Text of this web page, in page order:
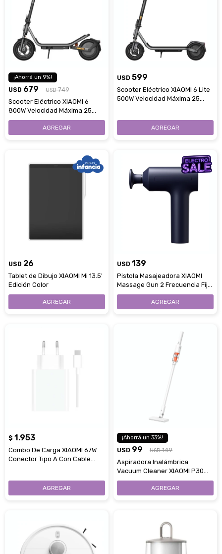
9
USD 679 USD 749
Scooter Eléctrico XIAOMI 6
800W Velocidad Máxima 25
Km/H App Mi Home
USD 599
Scooter Eléctrico XIAOMI 6 Lite
500W Velocidad Máxima 25
USD 26
Tablet de Dibujo XIAOMI Mi 13.5'
Edición Color
USD 139
Pistola Masajeadora XIAOMI
Massage Gun 2 Frecuencia Fija
Y Variable
$ 1.953
Combo De Carga XIAOMI 67W
Conector Tipo A Con Cable
33
USD 99 USD 149
Aspiradora Inalámbrica
Vacuum Cleaner XIAOMI P30
Con Accesorios